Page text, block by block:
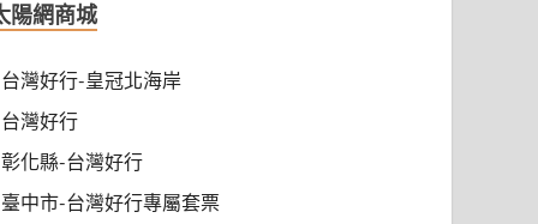
陽網商城
台灣好行-皇冠北海岸
台灣好行
彰化縣-台灣好行
臺中市-台灣好行專屬套票